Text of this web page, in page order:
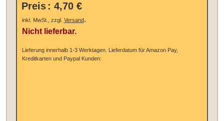
Preis : 4,70 €
inkl. MwSt., zzgl. Versand.
Nicht lieferbar.
Lieferung innerhalb 1-3 Werktagen. Lieferdatum für Amazon Pay,
Kreditkarten und Paypal Kunden: